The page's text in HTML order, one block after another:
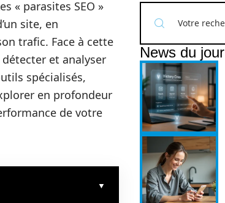
« parasites SEO »
site, en
trafic. Face à cette
et analyser
spécialisés,
en profondeur
de votre
News du jour